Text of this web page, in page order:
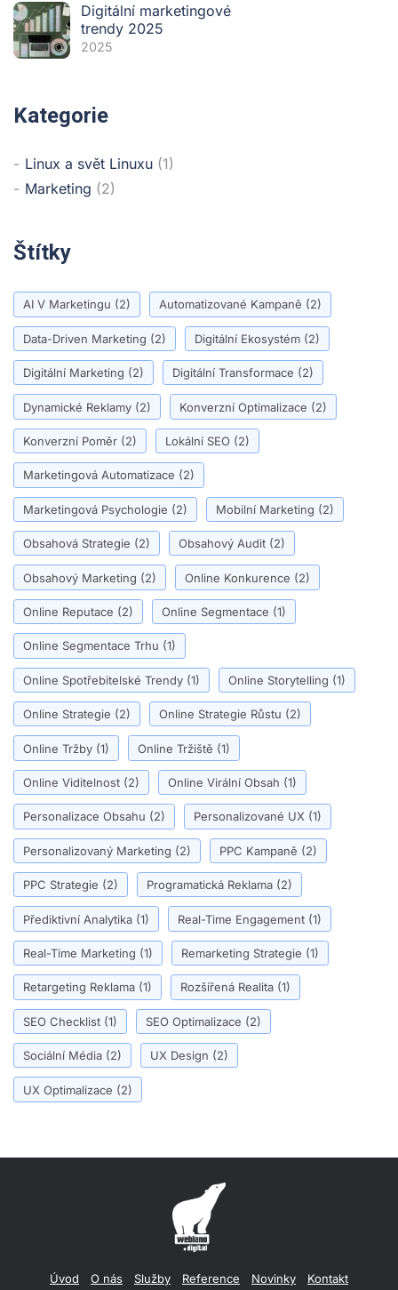
Digitální marketingové
trendy 2025
2025
Kategorie
Linux a svět Linuxu (1)
Marketing (2)
Štítky
AI V Marketingu (2) Automatizované Kampaně (2)
Data-Driven Marketing (2) Digitální Ekosystém (2)
Digitální Marketing (2) Digitální Transformace (2)
Dynamické Reklamy (2) Konverzní Optimalizace (2)
Konverzní Poměr (2) Lokální SEO (2)
Marketingová Automatizace (2)
Marketingová Psychologie (2) Mobilní Marketing (2)
Obsahová Strategie (2) Obsahový Audit (2)
Obsahový Marketing (2) Online Konkurence (2)
Online Reputace (2) Online Segmentace (1)
Online Segmentace Trhu (1)
Online Spotřebitelské Trendy (1) Online Storytelling (1)
Online Strategie (2) Online Strategie Růstu (2)
Online Tržby (1) Online Tržiště (1)
Online Viditelnost (2) Online Virální Obsah (1)
Personalizace Obsahu (2) Personalizované UX (1)
Personalizovaný Marketing (2) PPC Kampaně (2)
PPC Strategie (2) Programatická Reklama (2)
Přediktivní Analytika (1) Real-Time Engagement (1)
Real-Time Marketing (1) Remarketing Strategie (1)
Retargeting Reklama (1) Rozšířená Realita (1)
SEO Checklist (1) SEO Optimalizace (2)
Sociální Média (2) UX Design (2)
UX Optimalizace (2)
Úvod O nás Služby Reference Novinky Kontakt